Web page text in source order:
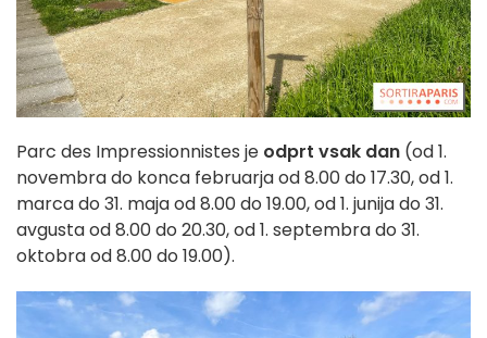
Parc des Impressionnistes je odprt vsak dan (od 1.
novembra do konca februarja od 8.00 do 17.30, od 1.
marca do 31. maja od 8.00 do 19.00, od 1. junija do 31.
avgusta od 8.00 do 20.30, od 1. septembra do 31.
oktobra od 8.00 do 19.00).